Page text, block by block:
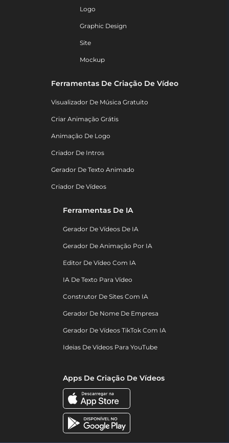
Logo
Graphic Design
Site
Mockup
Ferramentas De Criação De Vídeo
Visualizador De Música Gratuito
Criar Animação Grátis
Animação De Logo
Criador De Intros
Gerador De Texto Animado
Criador De Vídeos
Ferramentas De IA
Gerador De Vídeos De IA
Gerador De Animação Por IA
Editor De Vídeo Com IA
IA De Texto Para Vídeo
Construtor De Sites Com IA
Gerador De Nome De Empresa
Gerador De Vídeos TikTok Com IA
Ideias De Vídeos Para YouTube
Apps De Criação De Vídeos